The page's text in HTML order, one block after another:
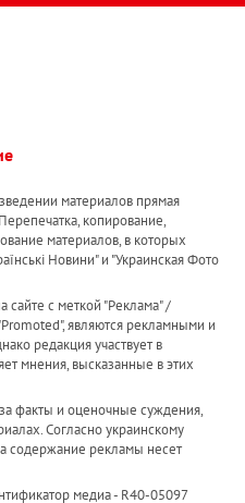
материалов прямая
копирование,
материалов, в которых
Новини" и "Украинская Фото
с меткой "Реклама" /
являются рекламными и
редакция участвует в
мнения, высказанные в этих
факты и оценочные суждения,
Согласно украинскому
содержание рекламы несет
медиа - R40-05097